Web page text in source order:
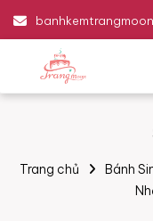
Trang chủ Bánh